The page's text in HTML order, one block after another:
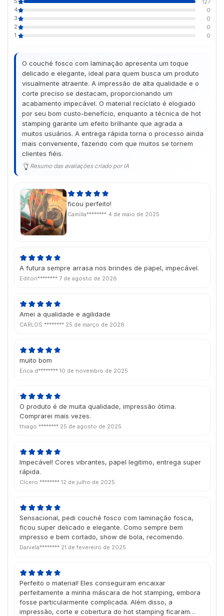
4
0
3
0
2
0
1
0
O couché fosco com laminação apresenta um toque
delicado e elegante, ideal para quem busca um produto
visualmente atraente. A impressão de alta qualidade e o
corte preciso se destacam, proporcionando um
acabamento impecável. O material reciclato é elogiado
por seu bom custo-benefício, enquanto a técnica de hot
stamping garante um efeito brilhante que agrada a
muitos usuários. A entrega rápida torna o processo ainda
mais conveniente, fazendo com que muitos se tornem
clientes fiéis.
Resumo das avaliações criado por IA
ficou perfeito!
Camilla******** 4 de maio de 2025
A futura sempre arrasa nos brindes de papel, impecável.
Editori******** 7 de agosto de 2026
Amei a qualidade e agilidade
CARLOS ******** 25 de março de 2026
muito bom
Erica d******** 10 de novembro de 2025
O produto é de muita qualidade, impressão ótima.
Comprarei mais vezes.
thiago ******** 25 de agosto de 2025
Impecável! Cores vibrantes, papel legitimo, entrega super
rápida.
Cícero ******** 12 de julho de 2025
Sensacional, pedi couché fosco com laminação fosca,
ficou super delicado e elegante. Como sempre bem
impresso e bem cortado, show de bola, recomendo.
Daniela******** 21 de fevereiro de 2025
Perfeito o material! Eles conseguiram encaixar
perfeitamente a minha máscara de hot stamping, embora
fosse particularmente complicada. Além disso, a
impressão, corte e cobertura do hot stamping ficaram